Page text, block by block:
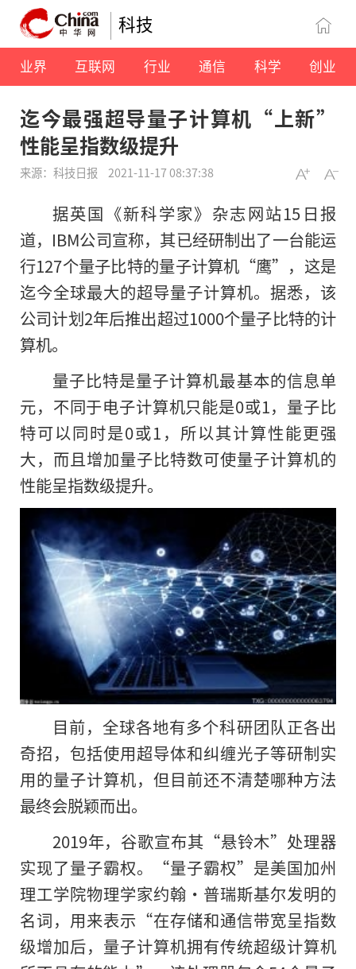
科技
业界 互联网 行业 通信 科学 创业
迄今最强超导量子计算机“上新”
性能呈指数级提升
来源：科技日报 2021-11-17 08:37:38
据英国《新科学家》杂志网站15日报
道，IBM公司宣称，其已经研制出了一台能运
行127个量子比特的量子计算机“鹰”，这是
迄今全球最大的超导量子计算机。据悉，该
公司计划2年后推出超过1000个量子比特的计
算机。
量子比特是量子计算机最基本的信息单
元，不同于电子计算机只能是0或1，量子比
特可以同时是0或1，所以其计算性能更强
大，而且增加量子比特数可使量子计算机的
性能呈指数级提升。
目前，全球各地有多个科研团队正各出
奇招，包括使用超导体和纠缠光子等研制实
用的量子计算机，但目前还不清楚哪种方法
最终会脱颖而出。
2019年，谷歌宣布其“悬铃木”处理器
实现了量子霸权。“量子霸权”是美国加州
理工学院物理学家约翰·普瑞斯基尔发明的
名词，用来表示“在存储和通信带宽呈指数
级增加后，量子计算机拥有传统超级计算机